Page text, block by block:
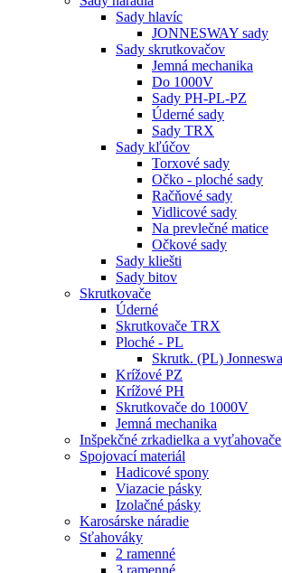
Sady hlavíc
JONNESWAY sady
Sady skrutkovačov
Jemná mechanika
Do 1000V
Sady PH-PL-PZ
Úderné sady
Sady TRX
Sady kľúčov
Torxové sady
Očko - ploché sady
Račňové sady
Vidlicové sady
Na prevlečné matice
Očkové sady
Sady kliešti
Sady bitov
Skrutkovače
Úderné
Skrutkovače TRX
Ploché - PL
Skrutk. (PL)
Krížové PZ
Krížové PH
Skrutkovače do 1000V
Jemná mechanika
Inšpekčné zrkadielka a vyťahovače
Spojovací materiál
Hadicové spony
Viazacie pásky
Izolačné pásky
Karosárske náradie
Sťahováky
2 ramenné